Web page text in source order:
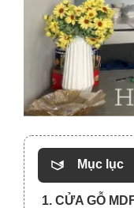
Mục lục
1. CỬA GỖ